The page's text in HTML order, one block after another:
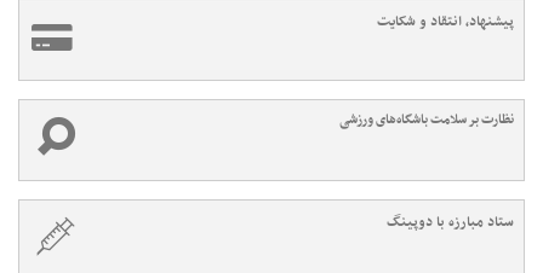
پیشنهاد، انتقاد و شکایت
نظارت بر سلامت باشگاه‌های ورزشی
ستاد مبارزه با دوپینگ